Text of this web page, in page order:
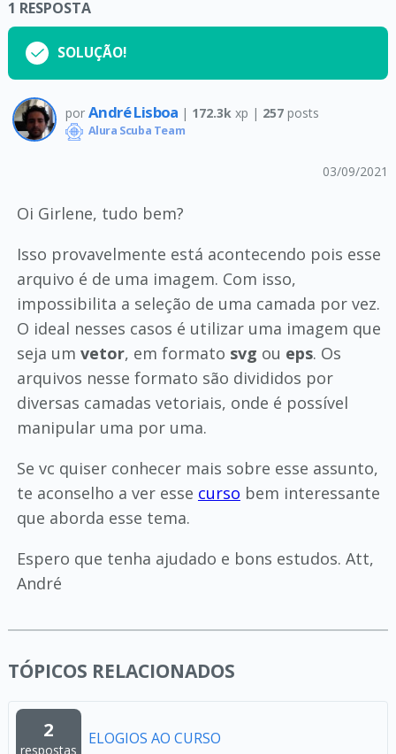
1 RESPOSTA
SOLUÇÃO!
por André Lisboa | 172.3k xp | 257 posts
Alura Scuba Team
03/09/2021
Oi Girlene, tudo bem?
Isso provavelmente está acontecendo pois esse
arquivo é de uma imagem. Com isso,
impossibilita a seleção de uma camada por vez.
O ideal nesses casos é utilizar uma imagem que
seja um vetor, em formato svg ou eps. Os
arquivos nesse formato são divididos por
diversas camadas vetoriais, onde é possível
manipular uma por uma.
Se vc quiser conhecer mais sobre esse assunto,
te aconselho a ver esse curso bem interessante
que aborda esse tema.
Espero que tenha ajudado e bons estudos. Att,
André
TÓPICOS RELACIONADOS
2
respostas
ELOGIOS AO CURSO